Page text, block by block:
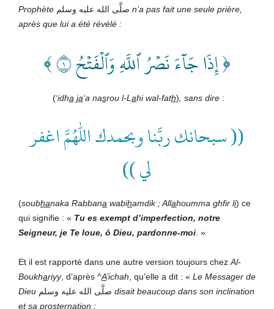
Prophète صلَّى الله عليه وسلم n’a pas fait une seule prière,
après que lui a été révélé :
﴿ إِذَا جَآءَ نَصۡرُ ٱللَّهِ وَٱلۡفَتۡحُ ١ ﴾
(‘idha ja‘a nasrou l-L ahi wal-fath) , sans dire :
(( سبحانك ربَّنا وبحمدك اللهم اغفر
لي ))
(soubhanaka Rabbana wabihamdik ; Allahoumma ghfir li) ce
qui signifie : « Tu es exempt d’imperfection, notre
Seigneur, je Te loue, ô Dieu, pardonne-moi . »
Et il est rapporté dans une autre version toujours chez Al-
Boukhariyy, d’après ^A’ichah , qu’elle a dit : « Le Messager de
Dieu صلَّى الله عليه وسلم disait beaucoup dans son inclination
et sa prosternation :